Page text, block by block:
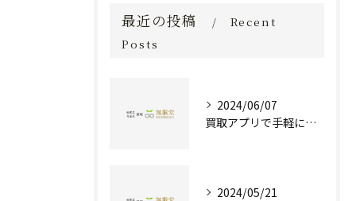
最近の投稿
Recent
Posts
2024/06/07
買取アプリで手軽に現金化！あなたの不要品が宝物に変わる方法とは？
2024/05/21